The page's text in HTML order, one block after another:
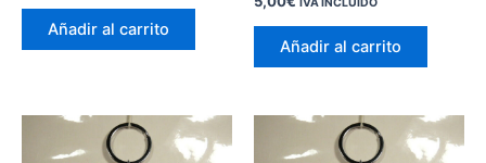
Añadir al carrito
IVA INCLUIDO
Añadir al carrito